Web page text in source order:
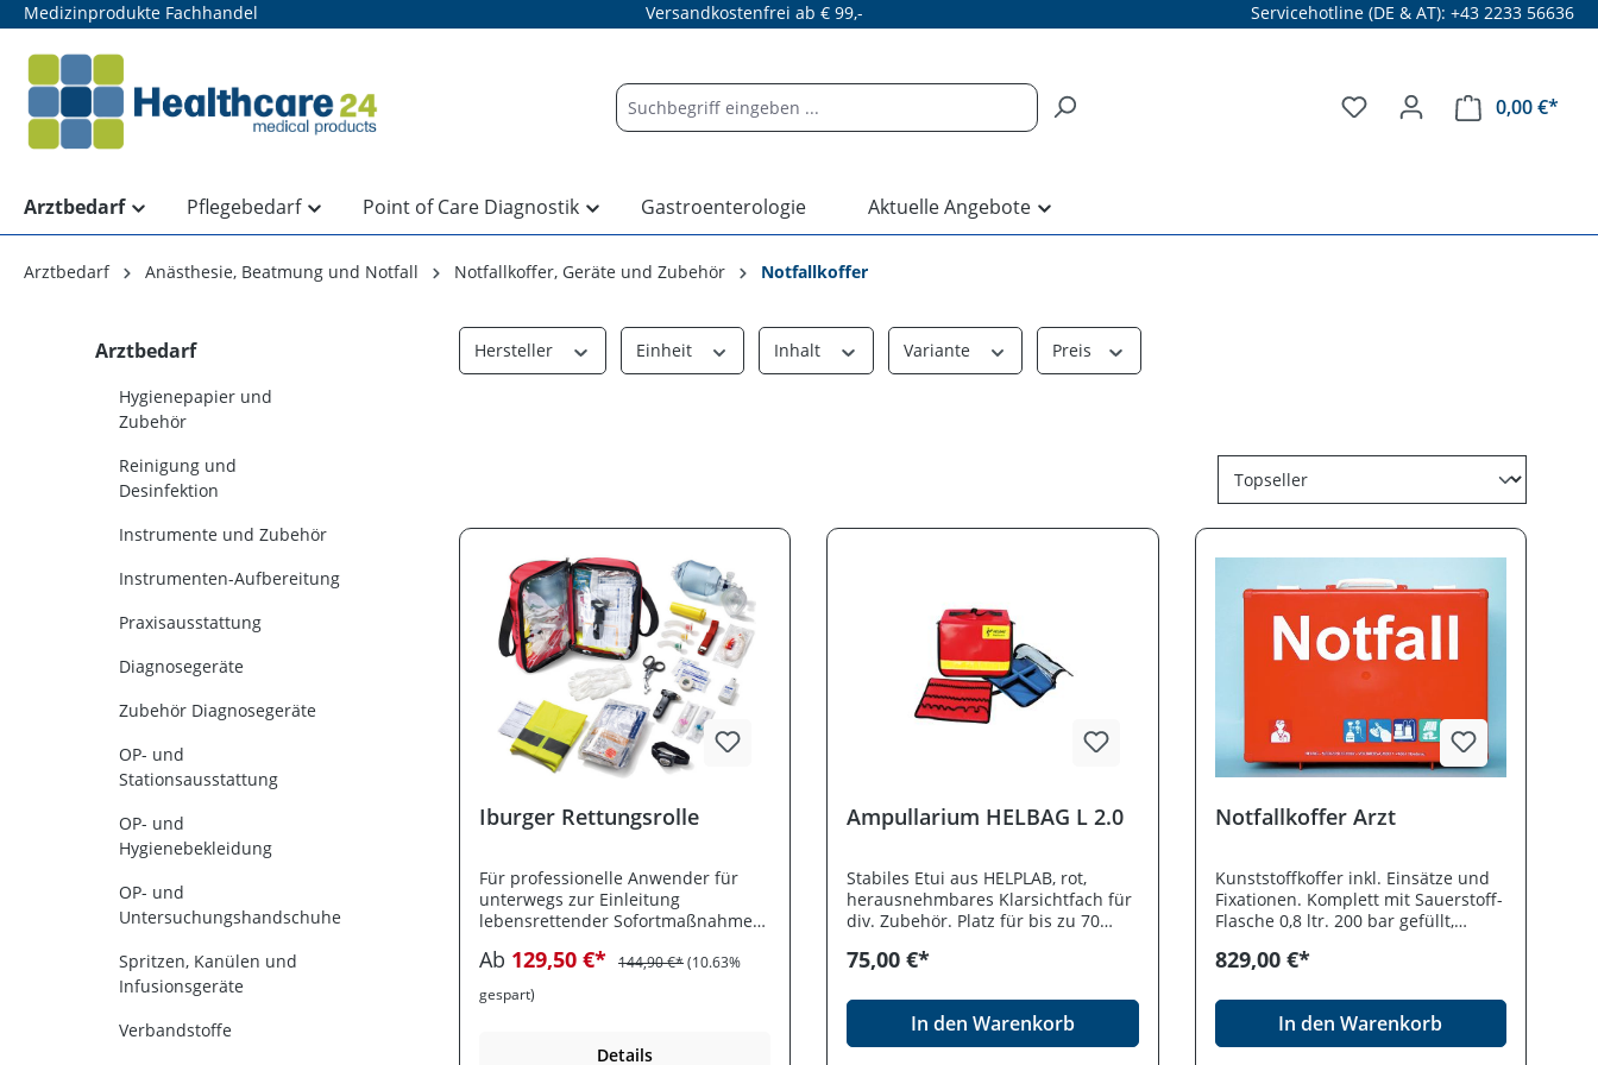
Zur Hauptnavigation springen
Medizinprodukte Fachhandel Versandkostenfrei ab € 99,- Servicehotline (DE & AT): +43 2233 56636
0,00 €*
Arztbedarf Pflegebedarf Point of Care Diagnostik Gastroenterologie Aktuelle Angebote
Arztbedarf Anästhesie, Beatmung und Notfall Notfallkoffer, Geräte und Zubehör Notfallkoffer
Arztbedarf
Hygienepapier und
Zubehör
Reinigung und
Desinfektion
Instrumente und Zubehör
Instrumenten-Aufbereitung
Praxisausstattung
Diagnosegeräte
Zubehör Diagnosegeräte
OP- und
Stationsausstattung
OP- und
Hygienebekleidung
OP- und
Untersuchungshandschuhe
Spritzen, Kanülen und
Infusionsgeräte
Verbandstoffe
Hersteller Einheit Inhalt Variante Preis
Iburger Rettungsrolle
Für professionelle Anwender für
unterwegs zur Einleitung
lebensrettender Sofortmaßnahmen
Beatmungsbeutel 1.600 ml mit
Patientenventil (Einweg), 1 x
Beatmungsmaske Gr.5 (Einweg), 3 x
Einhandstaubinde, 1 x
Ab 129,50 €* 144,90 €*(10.63%
gespart)
Details
Ampullarium HELBAG L 2.0
Stabiles Etui aus HELPLAB, rot,
herausnehmbares Klarsichtfach für
div. Zubehör. Platz für bis zu 70
75,00 €*
In den Warenkorb
Notfallkoffer Arzt
Kunststoffkoffer inkl. Einsätze und
Fixationen. Komplett mit Sauerstoff-
Flasche 0,8 ltr. 200 bar gefüllt,
Sauerstoffbrille, Atemmaske,
mit Maske Gr. 5, Güdeltuben,
Sekret-Handabsauggerät,
Absaugkatheter, Blutdruckmesser,
829,00 €*
In den Warenkorb